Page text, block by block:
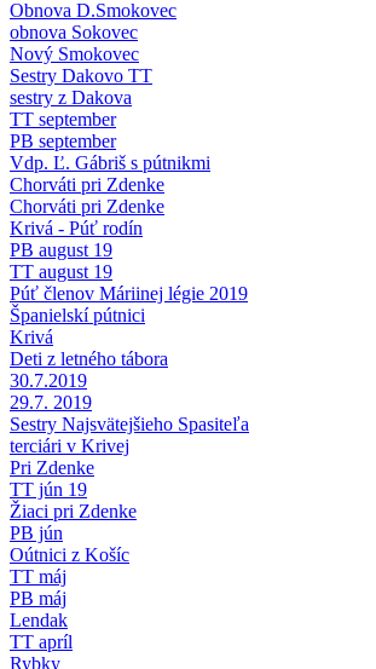
Obnova D.Smokovec
obnova Sokovec
Nový Smokovec
Sestry Dakovo TT
sestry z Dakova
TT september
PB september
Vdp. Ľ. Gábriš s pútnikmi
Chorváti pri Zdenke
Chorváti pri Zdenke
Krivá - Púť rodín
PB august 19
TT august 19
Púť členov Máriinej légie 2019
Španielskí pútnici
Krivá
Deti z letného tábora
30.7.2019
29.7. 2019
Sestry Najsvätejšieho Spasiteľa
terciári v Krivej
Pri Zdenke
TT jún 19
Žiaci pri Zdenke
PB jún
Oútnici z Košíc
TT máj
PB máj
Lendak
TT apríl
Rybky